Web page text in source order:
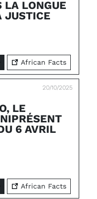
LA LONGUE
JUSTICE
African Facts
20/10/2025
LE
6 AVRIL
African Facts